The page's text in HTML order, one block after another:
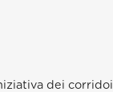
dei corridoi